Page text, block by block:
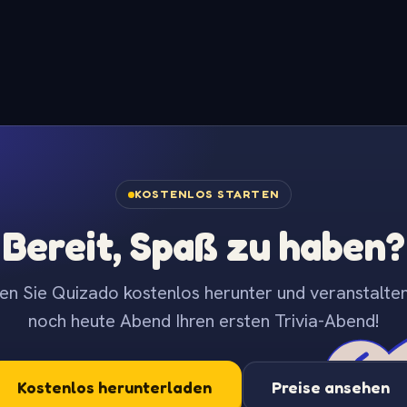
KOSTENLOS STARTEN
Bereit, Spaß zu haben?
Sie Quizado kostenlos herunter und
noch heute Abend Ihren ersten Trivia-Abend!
Kostenlos herunterladen Preise ansehen